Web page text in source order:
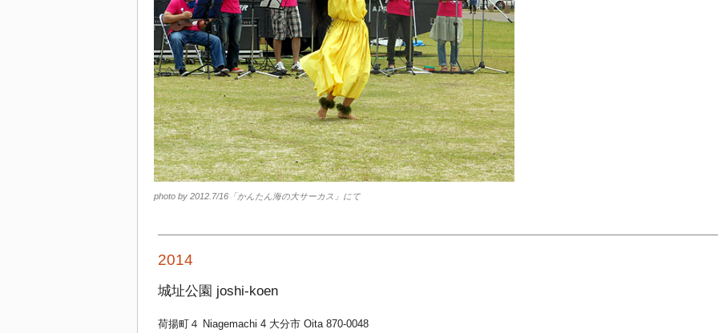
photo by 2012.7/16「かんたん海の大サーカス」にて
2014
城址公園 joshi-koen
荷揚町４ Niagemachi 4 大分市 Oita 870-0048